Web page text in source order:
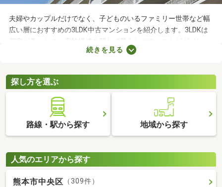
夫婦やカップルだけでなく、子どものいるファミリー世帯など幅
広い層におすすめの3LDK中古マンションを紹介します。3LDKは
個室が多いため、家族構成を問わず暮らしやすいことがポイン
ト。寝室・収納部屋・書斎など、家族の希望にあわせて使い方を
実した暮らしを実現できるでしょう。
続きを見る
探し方を選ぶ
路線・駅から探す 地域から探す
人気のエリアから探す
熊本市中央区 （309件）